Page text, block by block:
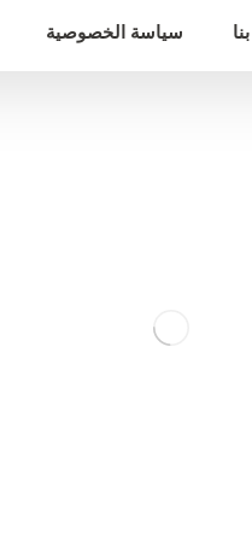
سياسة الخصوصية